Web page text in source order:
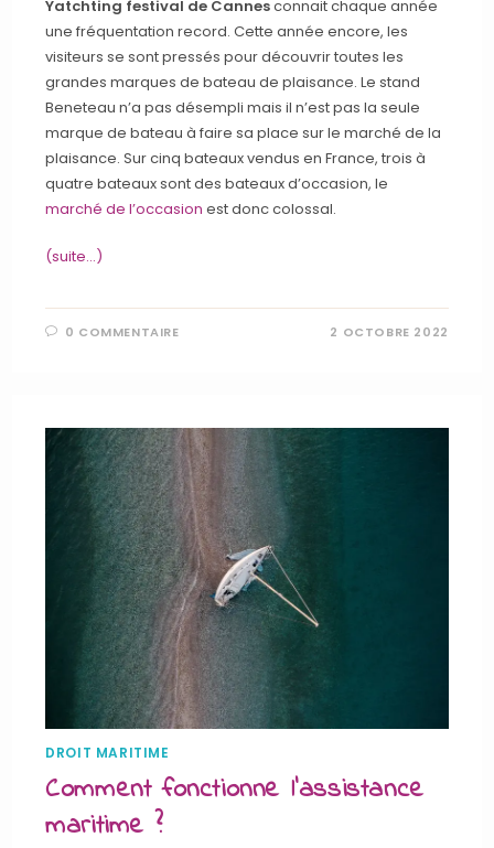
Yatchting festival de Cannesconnait chaque année
une fréquentation record. Cette année encore, les
visiteurs se sont pressés pour découvrir toutes les
grandes marques de bateau de plaisance. Le stand
Beneteau n’a pas désempli mais il n’est pas la seule
marque de bateau à faire sa place sur le marché de la
plaisance. Sur cinq bateaux vendus en France, trois à
quatre bateaux sont des bateaux d’occasion, le
marché de l’occasion est donc colossal.
(suite…)
0 COMMENTAIRE 2 OCTOBRE 2022
DROIT MARITIME
Comment fonctionne l’assistance
maritime ?